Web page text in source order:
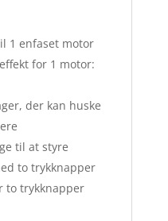
1 enfaset motor
for 1 motor:
der kan huske
til at styre
to trykknapper
to trykknapper